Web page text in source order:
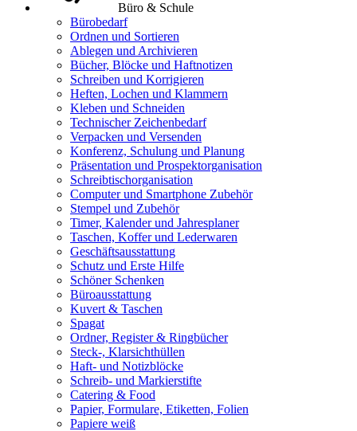
Büro & Schule
Bürobedarf
Ordnen und Sortieren
Ablegen und Archivieren
Bücher, Blöcke und Haftnotizen
Schreiben und Korrigieren
Heften, Lochen und Klammern
Kleben und Schneiden
Technischer Zeichenbedarf
Verpacken und Versenden
Konferenz, Schulung und Planung
Präsentation und Prospektorganisation
Schreibtischorganisation
Computer und Smartphone Zubehör
Stempel und Zubehör
Timer, Kalender und Jahresplaner
Taschen, Koffer und Lederwaren
Geschäftsausstattung
Schutz und Erste Hilfe
Schöner Schenken
Büroausstattung
Kuvert & Taschen
Spagat
Ordner, Register & Ringbücher
Steck-, Klarsichthüllen
Haft- und Notizblöcke
Schreib- und Markierstifte
Catering & Food
Papier, Formulare, Etiketten, Folien
Papiere weiß